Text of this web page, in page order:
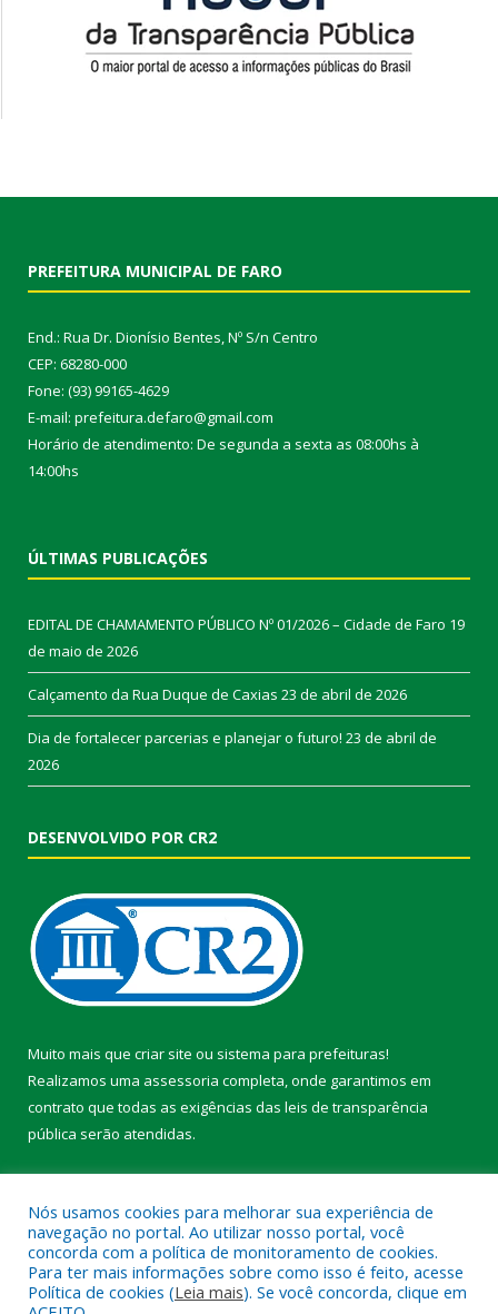
PREFEITURA MUNICIPAL DE FARO
End.: Rua Dr. Dionísio Bentes, Nº S/n Centro
CEP: 68280-000
Fone: (93) 99165-4629
E-mail: prefeitura.defaro@gmail.com
Horário de atendimento: De segunda a sexta as 08:00hs à
14:00hs
ÚLTIMAS PUBLICAÇÕES
EDITAL DE CHAMAMENTO PÚBLICO Nº 01/2026 – Cidade de Faro 19
de maio de 2026
Calçamento da Rua Duque de Caxias 23 de abril de 2026
Dia de fortalecer parcerias e planejar o futuro! 23 de abril de
2026
DESENVOLVIDO POR CR2
Muito mais que criar site ou sistema para prefeituras!
Realizamos uma assessoria completa, onde garantimos em
contrato que todas as exigências das leis de transparência
pública serão atendidas.
Todos os direitos reservados a Prefeitura Municipal de Faro.
Nós usamos cookies para melhorar sua experiência de
navegação no portal. Ao utilizar nosso portal, você
concorda com a política de monitoramento de cookies.
Para ter mais informações sobre como isso é feito, acesse
Política de cookies (Leia mais). Se você concorda, clique em